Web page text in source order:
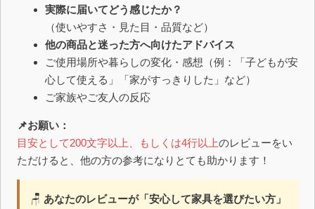
実際に届いてどう感じたか？
（使いやすさ・見た目・品質など）
他の商品と迷った方へ向けたアドバイス
ご使用場所や暮らしの変化・感想（例：「子どもが安
心して使える」「家がすっきりした」など）
ご家族やご友人の反応
📌お願い：
目安として200文字以上、もしくは4行以上のレビューをい
ただけると、他の方の参考になりとても助かります！
🪑 あなたのレビューが「安心して家具を選びたい方」